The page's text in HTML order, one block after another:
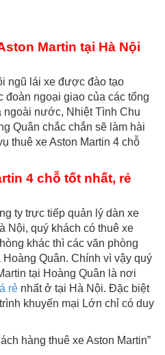
Martin tại Hà Nội
ngũ lái xe được đào tạo
đoàn ngoại giao của các tổng
ngoài nước, Nhiệt Tình Chu
Quân chắc chắn sẽ làm hài
thuê xe Aston Martin 4 chỗ
4 chỗ tốt nhất, rẻ
ty trực tiếp quản lý dàn xe
Nội, quý khách có thuê xe
khác thì các văn phòng
Quân. Chính vì vậy quý
tại Hoàng Quân là nơi
rẻ nhất ở tại Hà Nội. Đặc biệt
khuyến mại Lớn chỉ có duy
hàng thuê xe Aston Martin”